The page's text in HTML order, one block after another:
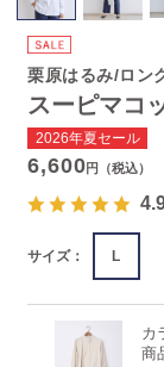
スーピマコ
栗原はるみ/ロン
2026年夏セール
6,600円（税込）
サイズ： L
カ
商